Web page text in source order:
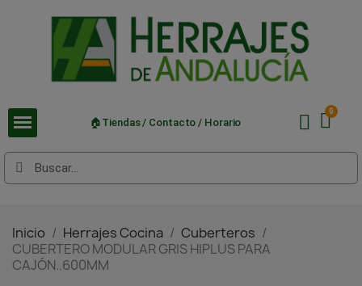
🏠Tiendas / Contacto / Horario
Inicio Herrajes Cocina
Cuberteros
CUBERTERO MODULAR GRIS HIPLUS PARA
CAJÓN..600MM